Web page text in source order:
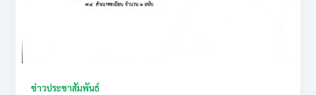
ข่าวประชาสัมพันธ์